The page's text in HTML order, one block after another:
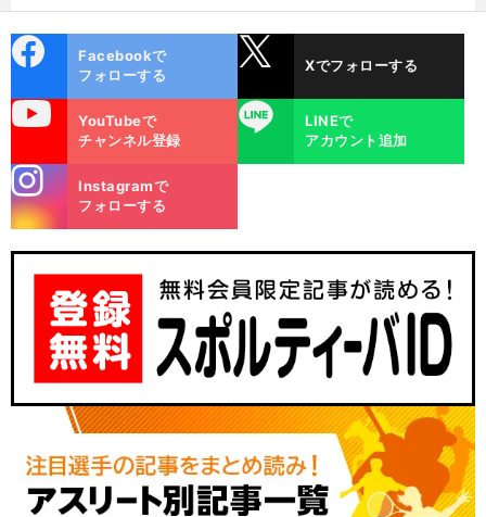
】
金栗杯に輝く
ok
Facebookで
フォローする
Xでフォローする
YouTubeで
チャンネル登録
LINE
LINEで
アカウント追加
m
Instagramで
フォローする